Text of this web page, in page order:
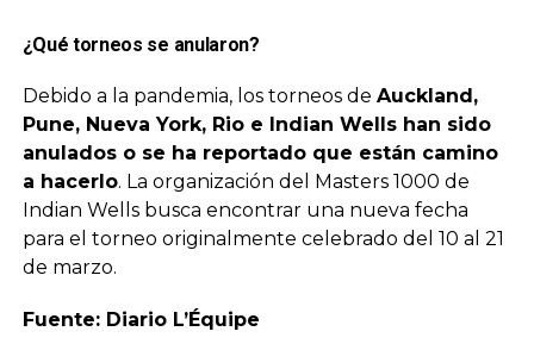
¿Qué torneos se anularon?
Debido a la pandemia, los torneos de Auckland,
Pune, Nueva York, Rio e Indian Wells han sido
anulados o se ha reportado que están camino
a hacerlo. La organización del Masters 1000 de
Indian Wells busca encontrar una nueva fecha
para el torneo originalmente celebrado del 10 al 21
de marzo.
Fuente: Diario L’Équipe